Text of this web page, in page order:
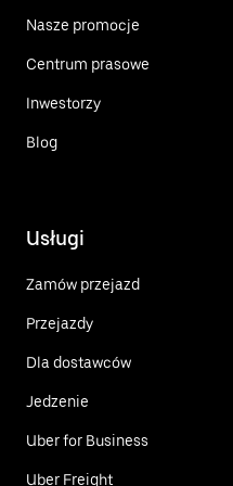
Nasze promocje
Centrum prasowe
Inwestorzy
Blog
Usługi
Zamów przejazd
Przejazdy
Dla dostawców
Jedzenie
Uber for Business
Uber Freight